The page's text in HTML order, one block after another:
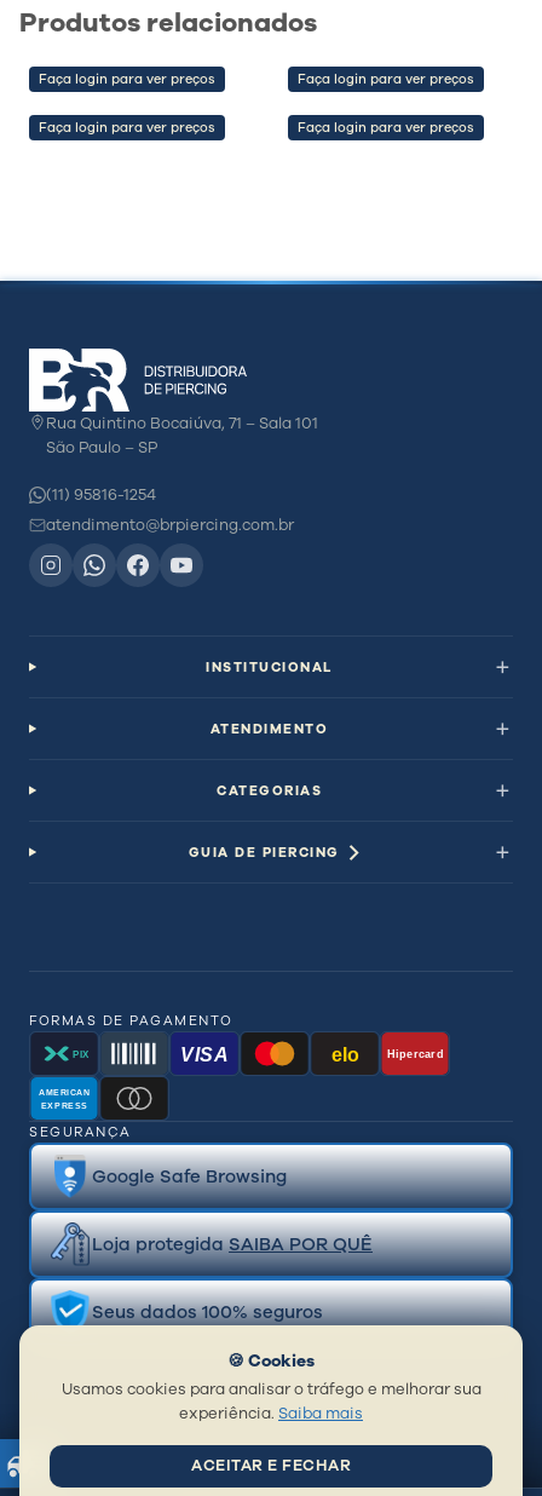
💡 Dica de parceiro
Clientes não compram só pelo preço —
compram pela confiança, estética e segurança
do material. Valorize isso na sua venda e
Produtos relacionados
Faça login para ver preços Faça login para ver preços
Faça login para ver preços Faça login para ver preços
Rua Quintino Bocaiúva, 71 – Sala 101
São Paulo – SP
(11) 95816-1254
atendimento@brpiercing.com.br
INSTITUCIONAL
ATENDIMENTO
CATEGORIAS
GUIA DE PIERCING
FORMAS DE PAGAMENTO
PIX VISA elo Hipercard
AMERICAN
EXPRESS
SEGURANÇA
Google Safe Browsing
Loja protegidaSAIBA POR QUÊ
Seus dados 100% seguros
🍪 Cookies
Usamos cookies para analisar o tráfego e melhorar sua
experiência. Saiba mais
ACEITAR E FECHAR